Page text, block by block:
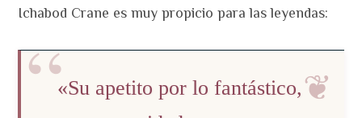
Ichabod Crane es muy propicio para las leyendas:
«Su apetito por lo fantástico,